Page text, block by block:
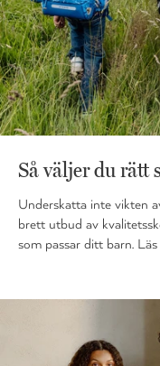
Så väljer du rätt
Underskatta inte vikten
brett utbud av
som passar ditt barn.